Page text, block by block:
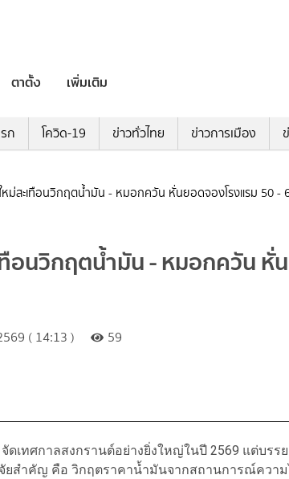
ตาตั้ง เพิ่มเติม
ก โควิด-19 ข่าวทั่วไทย ข่าวการเมือง
หม่สะเทือนวิกฤตน้ำมัน - หมอกควัน หั่นยอดจองโรงแรม 50 -
ทือนวิกฤตน้ำมัน - หมอกควัน หั่
( 14:13 ) 59
ดเทศกาลสงกรานต์อย่างยิ่งใหญ่ในปี 2569 แต่บรร
ยสำคัญ คือ วิกฤตราคาน้ำมันจากสถานการณ์ควา